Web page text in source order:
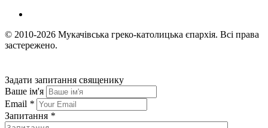
© 2010-2026 Мукачівська греко-католицька єпархія. Всі права
застережено.
Задати запитання священику
Ваше ім'я
Email *
Запитання *